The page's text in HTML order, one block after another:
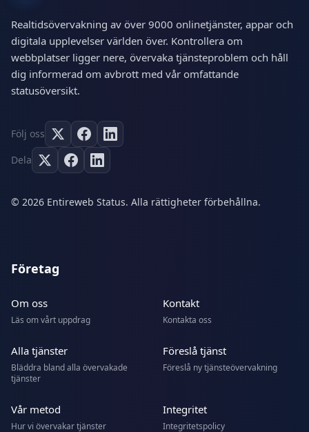
Realtidsövervakning av över 9000 onlinetjänster, appar och
digitala upplevelser världen över. Kontrollera om
webbplatser ligger nere, övervaka tjänsteproblem och håll
dig informerad om avbrott med vår omfattande
statusöversikt.
Följ oss
Dela
© 2026 Entireweb Status. Alla rättigheter förbehållna.
Företag
Om oss
Läs om vårt uppdrag
Kontakt
Kontakta oss
Alla tjänster
Bläddra bland alla övervakade
tjänster
Föreslå tjänst
Föreslå ny tjänsteövervakning
Vår metod
Hur vi övervakar tjänster
Integritet
Integritetspolicy